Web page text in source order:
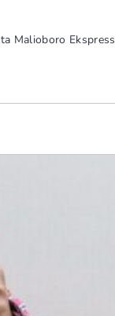
Malioboro Ekspress